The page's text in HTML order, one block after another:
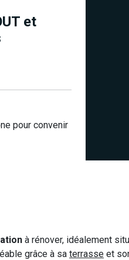
et
pour convenir
à rénover, idéalement
grâce à sa terrasse et